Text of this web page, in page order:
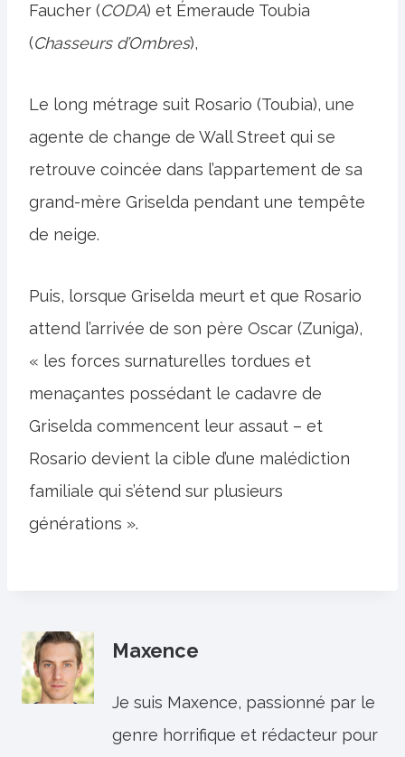
Faucher (CODA) et Émeraude Toubia
(Chasseurs d’Ombres),
Le long métrage suit Rosario (Toubia), une
agente de change de Wall Street qui se
retrouve coincée dans l’appartement de sa
grand-mère Griselda pendant une tempête
de neige.
Puis, lorsque Griselda meurt et que Rosario
attend l’arrivée de son père Oscar (Zuniga),
« les forces surnaturelles tordues et
menaçantes possédant le cadavre de
Griselda commencent leur assaut – et
Rosario devient la cible d’une malédiction
familiale qui s’étend sur plusieurs
générations ».
Maxence
Je suis Maxence, passionné par le
genre horrifique et rédacteur pour